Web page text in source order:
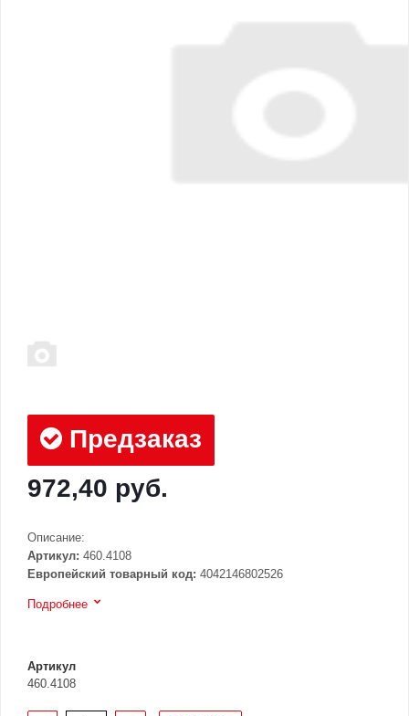
Предзаказ
972,40 руб.
Описание:
Артикул: 460.4108
Европейский товарный код: 4042146802526
Подробнее
Артикул
460.4108